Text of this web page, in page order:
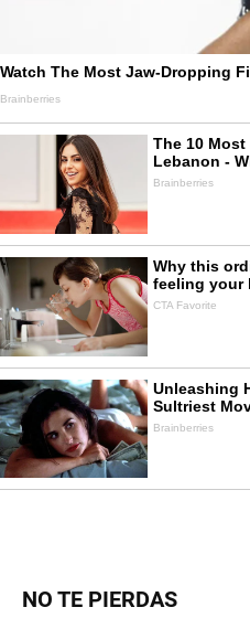
NO TE PIERDAS